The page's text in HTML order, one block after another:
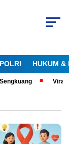
HUKUM &
Viral!